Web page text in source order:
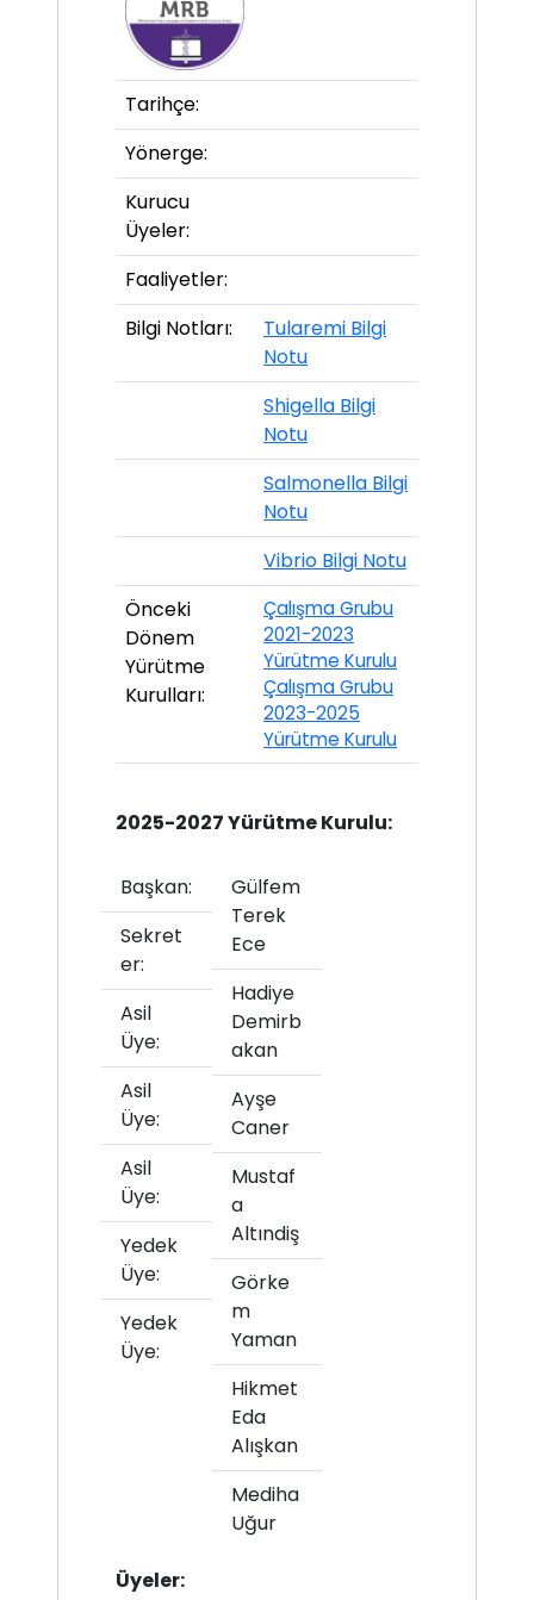
Tarihçe:
Yönerge:
Kurucu
Üyeler:
Faaliyetler:
Bilgi Notları:
Tularemi Bilgi
Notu
Shigella Bilgi
Notu
Salmonella Bilgi
Notu
Vibrio Bilgi Notu
Önceki
Dönem
Yürütme
Kurulları:
Çalışma Grubu
2021-2023
Yürütme Kurulu
Çalışma Grubu
2023-2025
Yürütme Kurulu
2025-2027 Yürütme Kurulu:
Başkan:
Sekret
er:
Asil
Üye:
Asil
Üye:
Asil
Üye:
Yedek
Üye:
Yedek
Üye:
Gülfem
Terek
Ece
Hadiye
Demirb
akan
Ayşe
Caner
Mustaf
a
Altındiş
Görke
m
Yaman
Hikmet
Eda
Alışkan
Mediha
Uğur
Üyeler: